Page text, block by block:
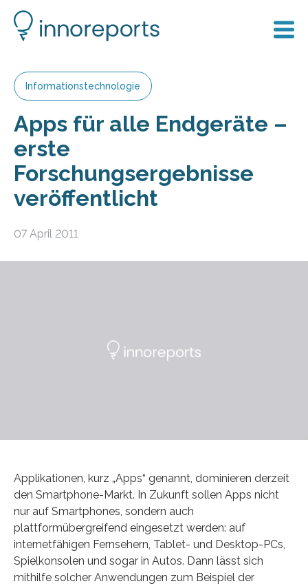
Informationstechnologie
Apps für alle Endgeräte –
erste
Forschungsergebnisse
veröffentlicht
07 April 2011
Applikationen, kurz „Apps“ genannt, dominieren derzeit
den Smartphone-Markt. In Zukunft sollen Apps nicht
nur auf Smartphones, sondern auch
plattformübergreifend eingesetzt werden: auf
internetfähigen Fernsehern, Tablet- und Desktop-PCs,
Spielkonsolen und sogar in Autos. Dann lässt sich
mithilfe solcher Anwendungen zum Beispiel der